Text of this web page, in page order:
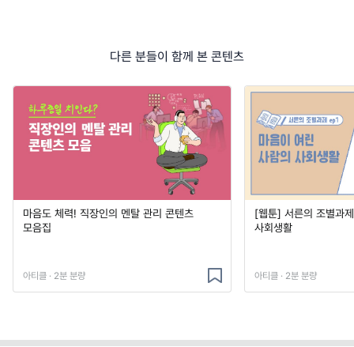
다른 분들이 함께 본 콘텐츠
마음도 체력! 직장인의 멘탈 관리 콘텐츠
모음집
아티클 · 2분 분량
[웹툰] 서른의 조별과
사회생활
아티클 · 2분 분량